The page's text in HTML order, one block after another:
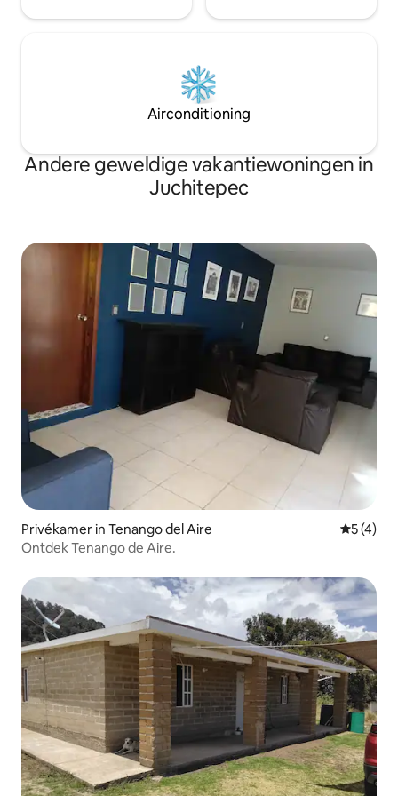
Airconditioning
Andere geweldige vakantiewoningen in
Juchitepec
Privékamer in Tenango del Aire
5 (4)
Ontdek Tenango de Aire.